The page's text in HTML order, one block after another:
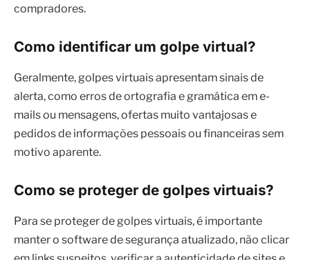
alerta, como erros de ortografia e gramática em e-
pedidos de informações pessoais ou financeiras sem
Como se proteger de golpes virtuais?
Para se proteger de golpes virtuais, é importante
manter o software de segurança atualizado, não clicar
vendedores online, e nunca fornecer informações
da solicitação.